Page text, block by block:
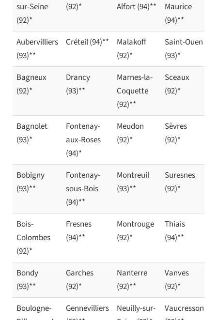
sur-Seine
(92)*
(92)*
Alfort (94)**
Maurice
(94)**
Aubervilliers
(93)**
Créteil (94)**
Malakoff
(92)*
Saint-Ouen
(93)*
Bagneux
(92)*
Drancy
(93)**
Marnes-la-
Coquette
(92)**
Sceaux
(92)*
Bagnolet
(93)*
Fontenay-
aux-Roses
(94)*
Meudon
(92)*
Sèvres
(92)*
Bobigny
(93)**
Fontenay-
sous-Bois
(94)**
Montreuil
(93)**
Suresnes
(92)*
Bois-
Colombes
(92)*
Fresnes
(94)**
Montrouge
(92)*
Thiais
(94)**
Bondy
(93)**
Garches
(92)*
Nanterre
(92)**
Vanves
(92)*
Boulogne-
Gennevilliers
Neuilly-sur-
Vaucresson